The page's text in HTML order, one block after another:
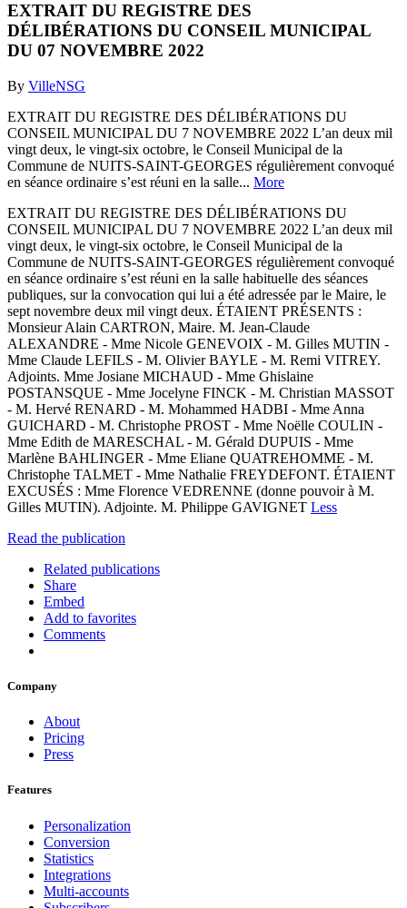
EXTRAIT DU REGISTRE DES
DÉLIBÉRATIONS DU CONSEIL MUNICIPAL
DU 07 NOVEMBRE 2022
By VilleNSG
EXTRAIT DU REGISTRE DES DÉLIBÉRATIONS DU
CONSEIL MUNICIPAL DU 7 NOVEMBRE 2022 L’an deux mil
vingt deux, le vingt-six octobre, le Conseil Municipal de la
Commune de NUITS-SAINT-GEORGES régulièrement convoqué
en séance ordinaire s’est réuni en la salle... More
EXTRAIT DU REGISTRE DES DÉLIBÉRATIONS DU
CONSEIL MUNICIPAL DU 7 NOVEMBRE 2022 L’an deux mil
vingt deux, le vingt-six octobre, le Conseil Municipal de la
Commune de NUITS-SAINT-GEORGES régulièrement convoqué
en séance ordinaire s’est réuni en la salle habituelle des séances
publiques, sur la convocation qui lui a été adressée par le Maire, le
sept novembre deux mil vingt deux. ÉTAIENT PRÉSENTS :
Monsieur Alain CARTRON, Maire. M. Jean-Claude
ALEXANDRE - Mme Nicole GENEVOIX - M. Gilles MUTIN -
Mme Claude LEFILS - M. Olivier BAYLE - M. Remi VITREY.
Adjoints. Mme Josiane MICHAUD - Mme Ghislaine
POSTANSQUE - Mme Jocelyne FINCK - M. Christian MASSOT
- M. Hervé RENARD - M. Mohammed HADBI - Mme Anna
GUICHARD - M. Christophe PROST - Mme Noëlle COULIN -
Mme Edith de MARESCHAL - M. Gérald DUPUIS - Mme
Marlène BAHLINGER - Mme Eliane QUATREHOMME - M.
Christophe TALMET - Mme Nathalie FREYDEFONT. ÉTAIENT
EXCUSÉS : Mme Florence VEDRENNE (donne pouvoir à M.
Gilles MUTIN). Adjointe. M. Philippe GAVIGNET Less
Read the publication
Related publications
Share
Embed
Add to favorites
Comments
Company
About
Pricing
Press
Features
Personalization
Conversion
Statistics
Integrations
Multi-accounts